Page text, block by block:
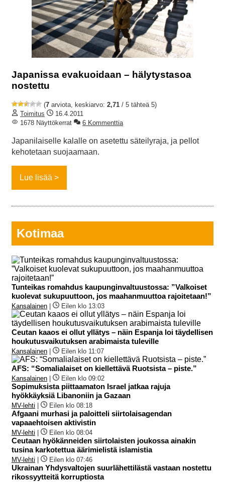
Japanissa evakuoidaan – hälytystasoa
nostettu
(7 arviota, keskiarvo: 2,71 / 5 tähteä 5)
Toimitus
16.4.2011
1678 Näyttökerrat
6 Kommenttia
Japanilaiselle kalalle on asetettu säteilyraja, ja pellot
kehotetaan suojaamaan.
Lue lisää
Kotimaa
Tunteikas romahdus kaupunginvaltuustossa: ”Valkoiset
kuolevat sukupuuttoon, jos maahanmuuttoa rajoitetaan!”
Kansalainen Eilen klo 13:03
Ceutan kaaos ei ollut yllätys – näin Espanja loi täydellisen
houkutusvaikutuksen arabimaista tuleville
Kansalainen Eilen klo 11:07
AFS: “Somalialaiset on kiellettävä Ruotsista – piste.”
Kansalainen Eilen klo 09:02
Sopimuksista piittaamaton Israel jatkaa rajuja
hyökkäyksiä Libanoniin ja Gazaan
MV-lehti Eilen klo 08:18
Afgaani murhasi ja paloitteli siirtolaisagendan
vapaaehtoisen aktivistin
MV-lehti Eilen klo 08:04
Ceutaan hyökänneiden siirtolaisten joukossa ainakin
tusina karkotettua äärimielistä islamistia
MV-lehti Eilen klo 07:46
Ukrainan Yhdysvaltojen suurlähettilästä vastaan nostettu
rikossyytteitä korruptiosta